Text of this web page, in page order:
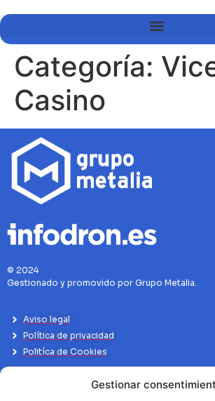
Gestionar
Categoría:
Casino
© 2024
Gestionado y promovido por Grupo Metalia.
Aviso legal
Política de privacidad
Politíca de Cookies